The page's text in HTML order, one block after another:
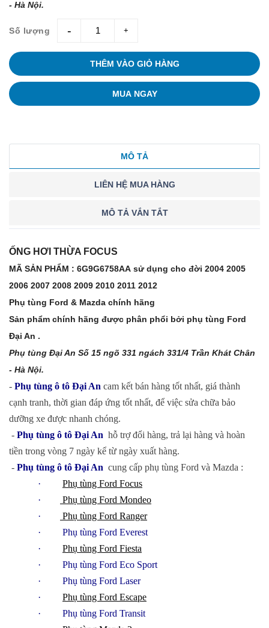
- Hà Nội.
Số lượng giam tang
THÊM VÀO GIỎ HÀNG
MUA NGAY
MÔ TẢ
LIÊN HỆ MUA HÀNG
MÔ TẢ VẮN TẮT
ỐNG HƠI THỪA FOCUS
MÃ SẢN PHẨM : 6G9G6758AA sử dụng cho đời 2004 2005
2006 2007 2008 2009 2010 2011 2012
Phụ tùng Ford & Mazda chính hãng
Sản phẩm chính hãng được phân phổi bởi phụ tùng Ford
Đại An .
Phụ tùng Đại An Số 15 ngõ 331 ngách 331/4 Trần Khát Chân
- Hà Nội.
- Phụ tùng ô tô Đại An cam kết bán hàng tốt nhất, giá thành
cạnh tranh, thời gian đáp ứng tốt nhất, để việc sửa chữa bảo
dưỡng xe được nhanh chóng.
- Phụ tùng ô tô Đại An hỗ trợ đổi hàng, trả lại hàng và hoàn
tiền trong vòng 7 ngày kể từ ngày xuất hàng.
- Phụ tùng ô tô Đại An cung cấp phụ tùng Ford và Mazda :
· Phụ tùng Ford Focus
·
Phụ tùng Ford Mondeo
·
Phụ tùng Ford Ranger
· Phụ tùng Ford Everest
· Phụ tùng Ford Fiesta
· Phụ tùng Ford Eco Sport
· Phụ tùng Ford Laser
· Phụ tùng Ford Escape
· Phụ tùng Ford Transit